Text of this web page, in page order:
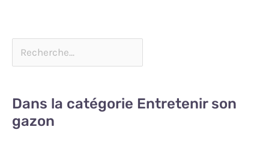
Dans la catégorie Entretenir son
gazon